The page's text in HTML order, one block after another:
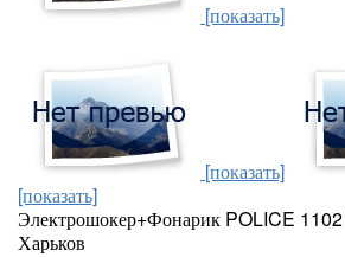
[показать]
[показать]
[показать]
Электрошокер+Фонарик POLICE
Харьков